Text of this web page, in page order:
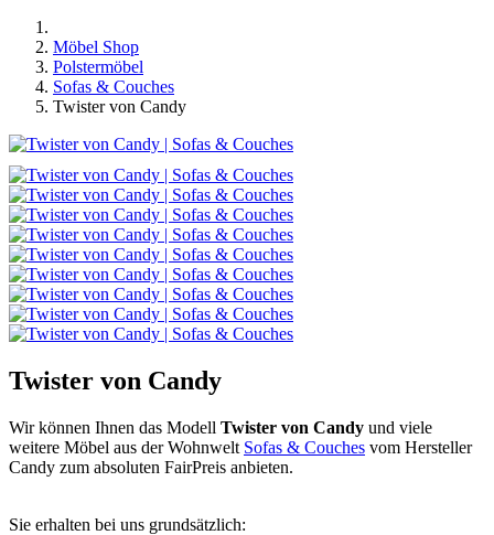
Möbel Shop
Polstermöbel
Sofas & Couches
Twister von Candy
Twister von Candy
Wir können Ihnen das Modell Twister von Candy und viele
weitere Möbel aus der Wohnwelt Sofas & Couches vom Hersteller
Candy zum absoluten FairPreis anbieten.
Sie erhalten bei uns grundsätzlich: